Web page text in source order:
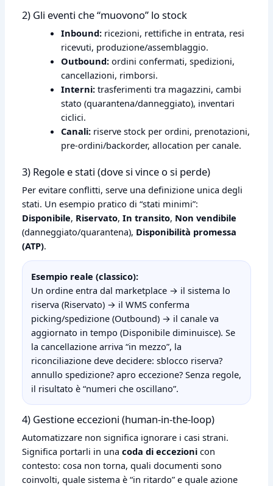
2) Gli eventi che “muovono” lo stock
Inbound: ricezioni, rettifiche in entrata, resi
ricevuti, produzione/assemblaggio.
Outbound: ordini confermati, spedizioni,
cancellazioni, rimborsi.
Interni: trasferimenti tra magazzini, cambi
stato (quarantena/danneggiato), inventari
ciclici.
Canali: riserve stock per ordini, prenotazioni,
pre‑ordini/backorder, allocation per canale.
3) Regole e stati (dove si vince o si perde)
Per evitare conflitti, serve una definizione unica degli
stati. Un esempio pratico di “stati minimi”:
Disponibile, Riservato,In transito, Non vendibile
(danneggiato/quarantena), Disponibilità promessa
(ATP).
Esempio reale (classico):
Un ordine entra dal marketplace → il sistema lo
riserva (Riservato) → il WMS conferma
picking/spedizione (Outbound) → il canale va
aggiornato in tempo (Disponibile diminuisce). Se
la cancellazione arriva “in mezzo”, la
riconciliazione deve decidere: sblocco riserva?
annullo spedizione? apro eccezione? Senza regole,
il risultato è “numeri che oscillano”.
4) Gestione eccezioni (human‑in‑the‑loop)
Automatizzare non significa ignorare i casi strani.
Significa portarli in unacoda di eccezioni con
contesto: cosa non torna, quali documenti sono
coinvolti, quale sistema è “in ritardo” e quale azione